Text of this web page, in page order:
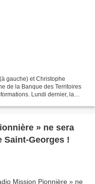
gauche) et Christophe
de la Banque des Territoires
Lundi dernier, la
» ne sera
Saint-Georges !